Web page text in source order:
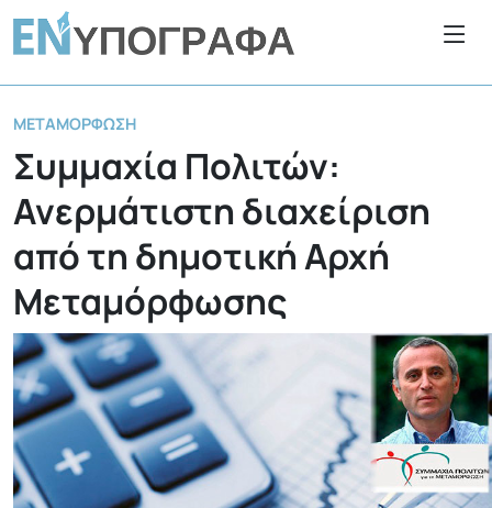
ΜΕΤΑΜΌΡΦΩΣΗ
Συμμαχία Πολιτών:
Ανερμάτιστη διαχείριση
από τη δημοτική Αρχή
Μεταμόρφωσης